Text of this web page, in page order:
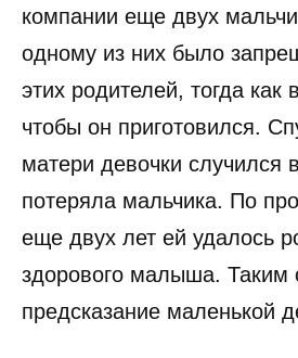
компании еще двух
одному из них было
этих родителей, тогда как
чтобы он приготовился.
матери девочки
потеряла мальчика. По
еще двух лет ей удалось
здорового малыша. Таким
предсказание маленькой